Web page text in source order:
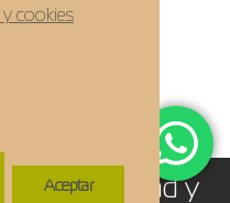
de privacidad y
y cookies
Aceptar